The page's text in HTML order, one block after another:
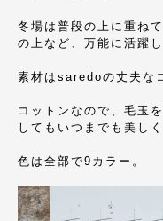
冬場は普段の上に重ね
の上など、万能に活躍
素材はsaredoの丈夫な
コットンなので、毛玉
してもいつまでも美し
色は全部で9カラー。